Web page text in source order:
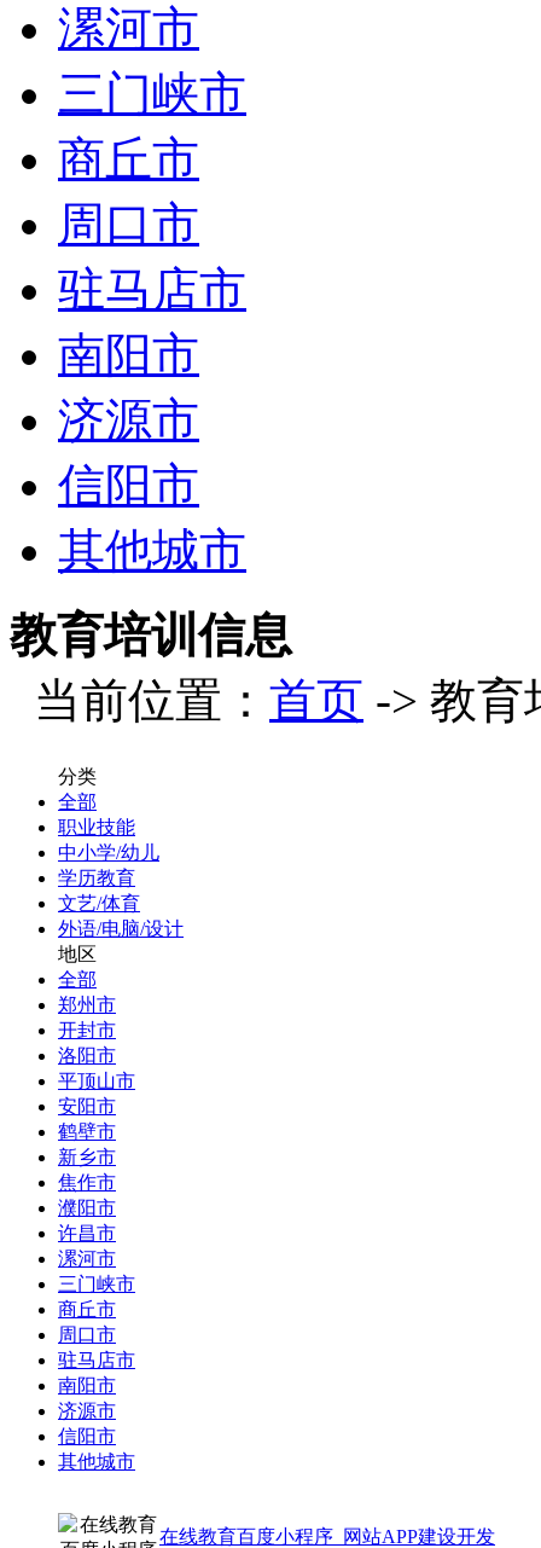
漯河市
三门峡市
商丘市
周口市
驻马店市
南阳市
济源市
信阳市
其他城市
教育培训信息
当前位置： 首页 -> 教育
分类
全部
职业技能
中小学/幼儿
学历教育
文艺/体育
外语/电脑/设计
地区
全部
郑州市
开封市
洛阳市
平顶山市
安阳市
鹤壁市
新乡市
焦作市
濮阳市
许昌市
漯河市
三门峡市
商丘市
周口市
驻马店市
南阳市
济源市
信阳市
其他城市
在线教育百度小程序_网站APP建设开发